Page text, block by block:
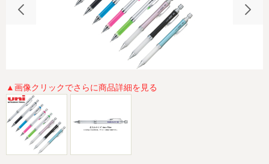
社会貢献活動 特定商取引法に基づく表記
著作権と推奨環境について プライバシーポリシー
会社概要
▲画像クリックでさらに商品詳細を見る